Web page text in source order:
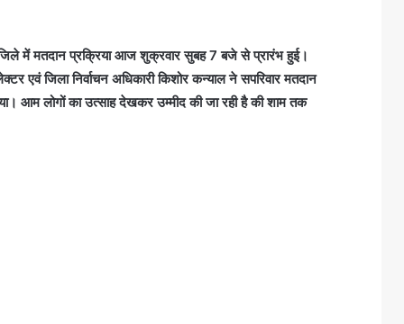
में मतदान प्रक्रिया आज शुक्रवार सुबह 7 बजे से प्रारंभ हुई।
एवं जिला निर्वाचन अधिकारी किशोर कन्याल ने सपरिवार मतदान
आम लोगों का उत्साह देखकर उम्मीद की जा रही है की शाम तक